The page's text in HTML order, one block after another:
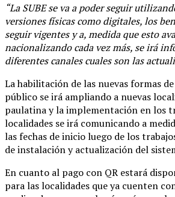
“La SUBE se va a poder seguir
versiones físicas como digitales, los
seguir vigentes y a, medida que esto
nacionalizando cada vez más, se irá
diferentes canales cuales son las
La habilitación de las nuevas formas
público se irá ampliando a nuevas
paulatina y la implementación en los
localidades se irá comunicando a
las fechas de inicio luego de los
de instalación y actualización del
En cuanto al pago con QR estará
para las localidades que ya cuenten